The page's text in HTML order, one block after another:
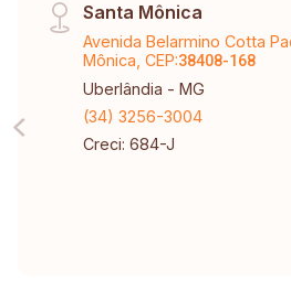
Santa Mônica
Avenida Belarmino Cotta
Mônica, CEP:38408-168
Uberlândia - MG
(34) 3256-3004
Creci: 684-J